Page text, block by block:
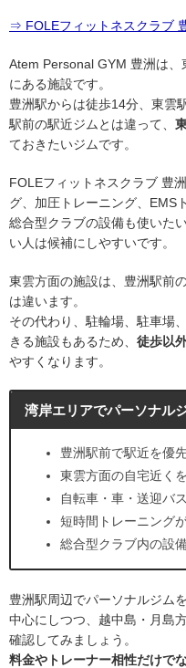
⇒ FOLEフィットネスクラブ
Atem Personal GYM 豊洲は
にある施設です。
豊洲駅からは徒歩14分、東雲
駅前の駅近ジムとは違って、
ておきたいジムです。
FOLEフィットネスクラブ 豊
グ、加圧トレーニング、EMS
総合型クラブの設備も使いた
い人は候補にしやすいです。
東雲方面の施設は、豊洲駅前
は違います。
その代わり、駐輪場、駐車場
きる施設もあるため、 徒歩以
やすくなります。
湾岸エリアでパーソナル
豊洲駅前で駅近を優
東雲方面の自宅近く
自転車・車・送迎バ
短時間トレーニング
総合型クラブ内の設
豊洲駅周辺でパーソナルジム
中心にしつつ、越中島・月島
確認してみましょう。
料金やトレーナー相性だけで